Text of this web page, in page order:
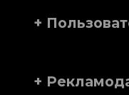
+
+